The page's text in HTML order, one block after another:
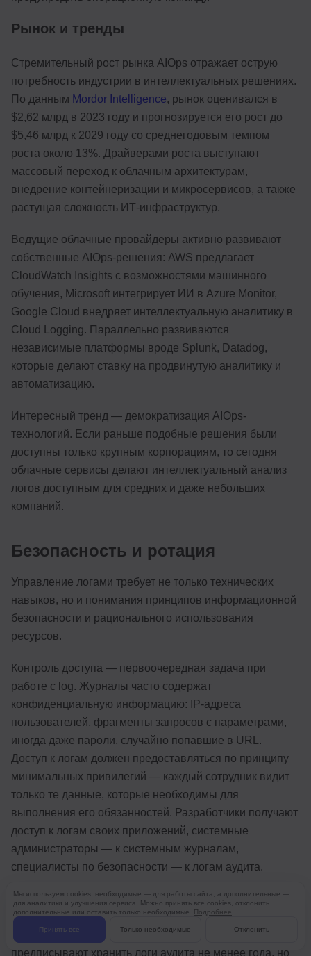
Рынок и тренды
Стремительный рост рынка AIOps отражает острую
потребность индустрии в интеллектуальных решениях.
По данным Mordor Intelligence, рынок оценивался в
$2,62 млрд в 2023 году и прогнозируется его рост до
$5,46 млрд к 2029 году со среднегодовым темпом
роста около 13%. Драйверами роста выступают
массовый переход к облачным архитектурам,
внедрение контейнеризации и микросервисов, а также
растущая сложность ИТ-инфраструктур.
Ведущие облачные провайдеры активно развивают
собственные AIOps-решения: AWS предлагает
CloudWatch Insights с возможностями машинного
обучения, Microsoft интегрирует ИИ в Azure Monitor,
Google Cloud внедряет интеллектуальную аналитику в
Cloud Logging. Параллельно развиваются
независимые платформы вроде Splunk, Datadog,
которые делают ставку на продвинутую аналитику и
автоматизацию.
Интересный тренд — демократизация AIOps-
технологий. Если раньше подобные решения были
доступны только крупным корпорациям, то сегодня
облачные сервисы делают интеллектуальный анализ
логов доступным для средних и даже небольших
компаний.
Безопасность и ротация
Управление логами требует не только технических
навыков, но и понимания принципов информационной
безопасности и рационального использования
ресурсов.
Контроль доступа — первоочередная задача при
работе с log. Журналы часто содержат
конфиденциальную информацию: IP-адреса
пользователей, фрагменты запросов с параметрами,
иногда даже пароли, случайно попавшие в URL.
Доступ к логам должен предоставляться по принципу
минимальных привилегий — каждый сотрудник видит
только те данные, которые необходимы для
выполнения его обязанностей. Разработчики получают
доступ к логам своих приложений, системные
администраторы — к системным журналам,
специалисты по безопасности — к логам аудита.
Сроки хранения данных определяются балансом
между требованиями бизнеса, нормативными актами и
стоимостью хранения. Многие отраслевые стандарты
предписывают хранить логи аудита не менее года, но
Мы используем cookies: необходимые — для работы сайта, а дополнительные —
для аналитики и улучшения сервиса. Можно принять все cookies, отклонить
дополнительные или оставить только необходимые. Подробнее
Принять все Только необходимые Отклонить